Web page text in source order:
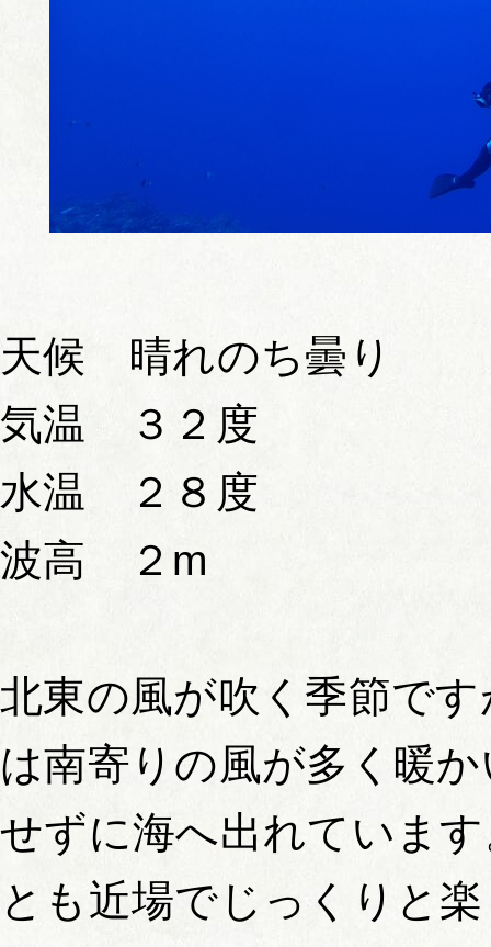
天候 晴れのち曇り
気温 ３２度
水温 ２８度
波高 ２m
北東の風が吹く季節で
は南寄りの風が多く暖
せずに海へ出れていま
とも近場でじっくりと